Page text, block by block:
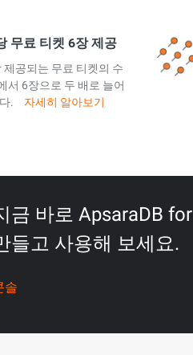
무료 티켓 6장 제공
제공되는 무료 티켓의 수
서 6장으로 두 배로 늘어
.
자세히 알아보기
금 바로 ApsaraDB
들고 사용해 보세요.
솔